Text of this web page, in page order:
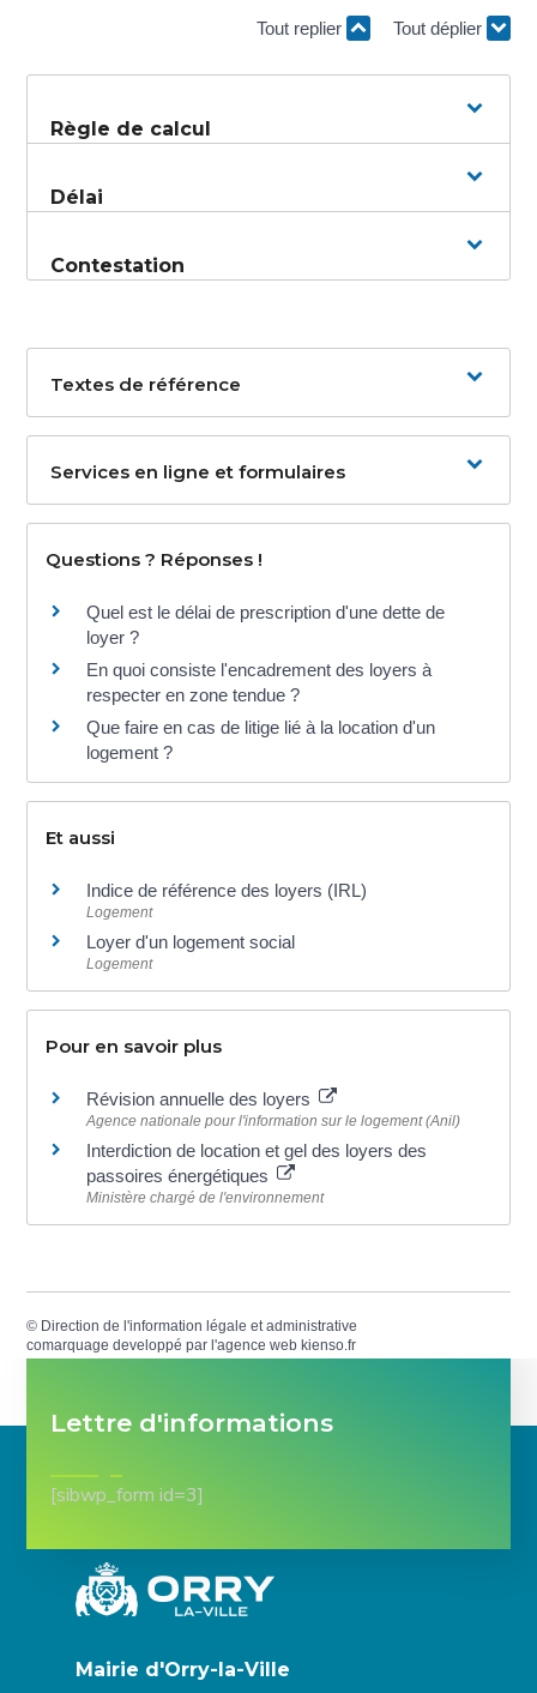
Tout replier Tout déplier
Règle de calcul
Délai
Contestation
Textes de référence
Services en ligne et formulaires
Questions ? Réponses !
Quel est le délai de prescription d'une dette de
loyer ?
En quoi consiste l'encadrement des loyers à
respecter en zone tendue ?
Que faire en cas de litige lié à la location d'un
logement ?
Et aussi
Indice de référence des loyers (IRL)
Logement
Loyer d'un logement social
Logement
Pour en savoir plus
Révision annuelle des loyers
Agence nationale pour l'information sur le logement (Anil)
Interdiction de location et gel des loyers des
passoires énergétiques
Ministère chargé de l'environnement
© Direction de l'information légale et administrative
comarquage developpé par l'agence web kienso.fr
Lettre d'informations
[sibwp_form id=3]
Mairie d'Orry-la-Ville